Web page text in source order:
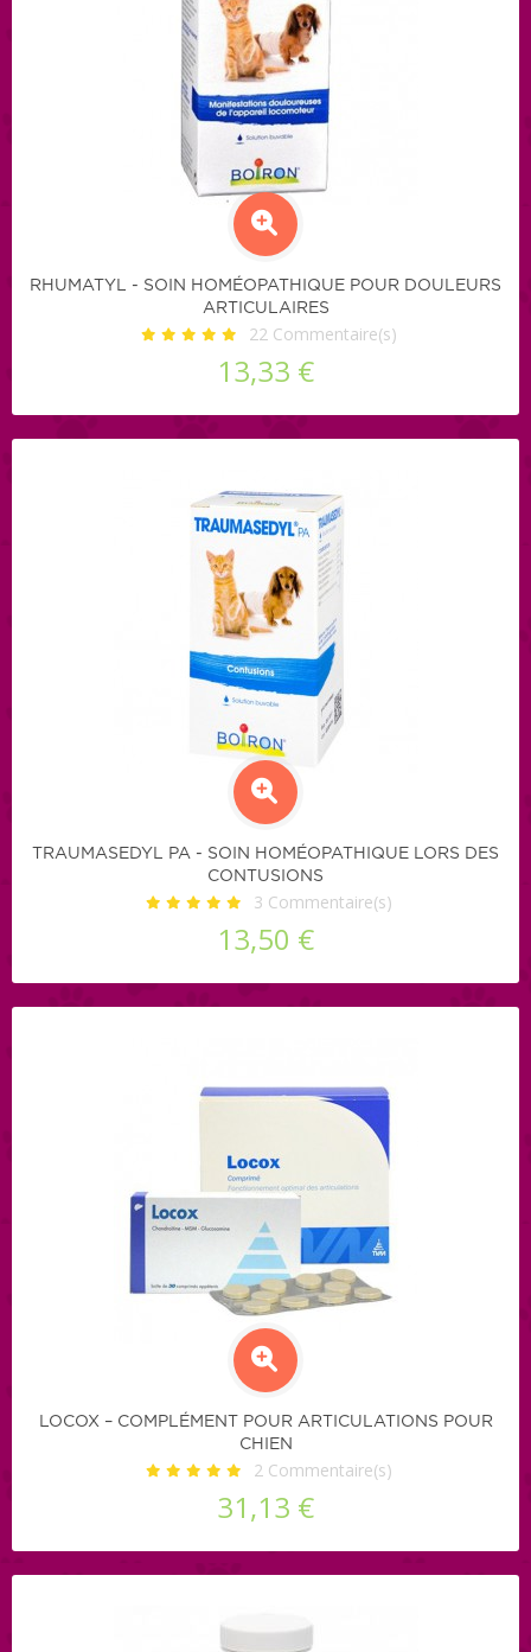
RHUMATYL - SOIN HOMÉOPATHIQUE POUR DOULEURS
ARTICULAIRES
22 Commentaire(s)
13,33 €
TRAUMASEDYL PA - SOIN HOMÉOPATHIQUE LORS DES
CONTUSIONS
3 Commentaire(s)
13,50 €
LOCOX – COMPLÉMENT POUR ARTICULATIONS POUR
CHIEN
2 Commentaire(s)
31,13 €